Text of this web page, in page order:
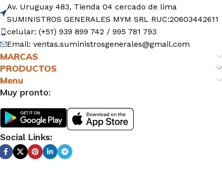
Av. Uruguay 483, Tienda 04 cercado de lima
SUMINISTROS GENERALES MYM SRL RUC:20603442611
celular: (+51) 939 899 742 / 995 781 793
Email: ventas.suministrosgenerales@gmail.com
MARCAS
PRODUCTOS
Menu
Muy pronto:
Social Links: